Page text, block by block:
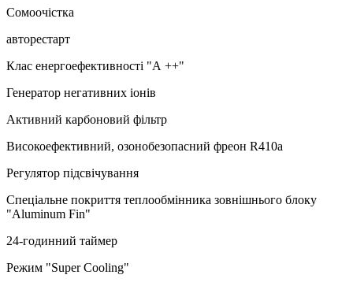
Сомоочістка
авторестарт
Клас енергоефективності "А ++"
Генератор негативних іонів
Активний карбоновий фільтр
Високоефективний, озонобезопасний фреон R410a
Регулятор підсвічування
Спеціальне покриття теплообмінника зовнішнього блоку
"Aluminum Fin"
24-годинний таймер
Режим "Super Cooling"